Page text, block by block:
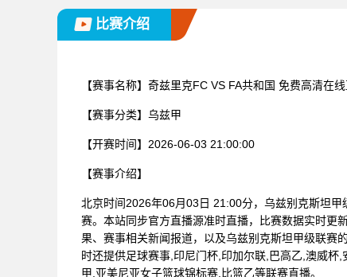
比赛介绍
【赛事名称】 奇兹里克FC VS FA共和国 免费高清在
【赛事分类】 乌兹甲
【开赛时间】 2026-06-03 21:00:00
【赛事介绍】
北京时间2026年06月03日 21:00分，乌兹别克斯坦
赛。本站同步官方直播源准时直播，比赛数据实时更
果、赛事相关新闻报道，以及乌兹别克斯坦甲级联赛
时还提供足球赛事,印尼门杯,印加尔联,巴高乙,澳威
甲,亚美尼亚女子篮球锦标赛,比篮乙等联赛直播。